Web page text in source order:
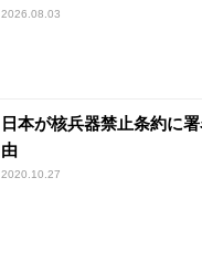
2026.08.03
日本が核兵器禁止条約に
由
2020.10.27